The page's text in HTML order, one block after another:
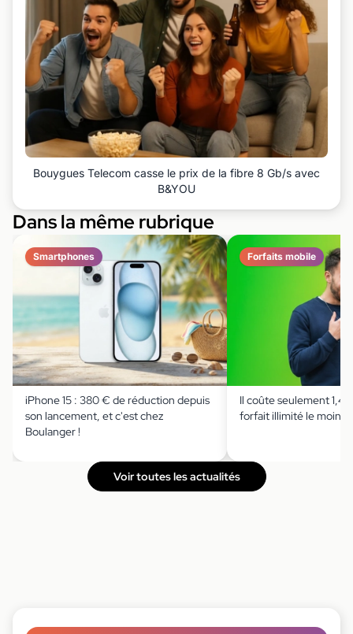
Bouygues Telecom casse le prix de la fibre 8 Gb/s avec
B&YOU
Dans la même rubrique
Smartphones
iPhone 15 : 380 € de réduction depuis
son lancement, et c'est chez
Boulanger !
Forfaits mobile
Il coûte seulement
forfait illimité le moins
Voir toutes les actualités